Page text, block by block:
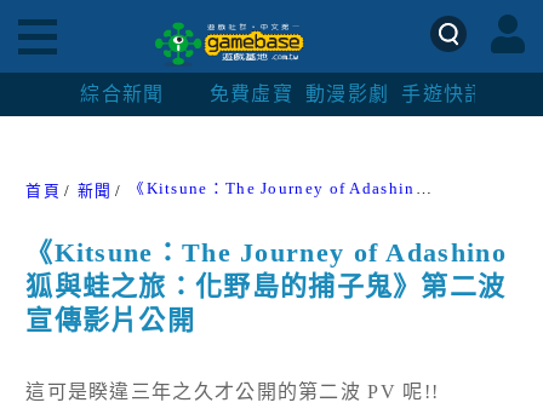
綜合新聞 免費虛寶 動漫影劇 手遊快訊
首頁 新聞 《Kitsune：The Journey of Adashino 狐與蛙之旅：化野島的捕子鬼》第二波宣傳影片公開
《Kitsune：The Journey of Adashino
狐與蛙之旅：化野島的捕子鬼》第二波
宣傳影片公開
這可是睽違三年之久才公開的第二波 PV 呢!!